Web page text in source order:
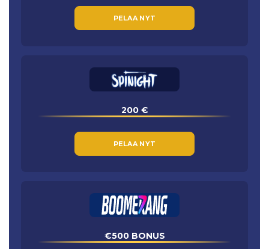
PELAA NYT
200 €
PELAA NYT
€500 BONUS